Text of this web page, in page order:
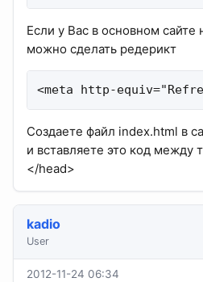
Если у Вас в основном сайте
можно сделать редерикт
<meta http-
Создаете файл index.html в
и вставляете это код между
</head>
kadio
User
2012-11-24 06:34